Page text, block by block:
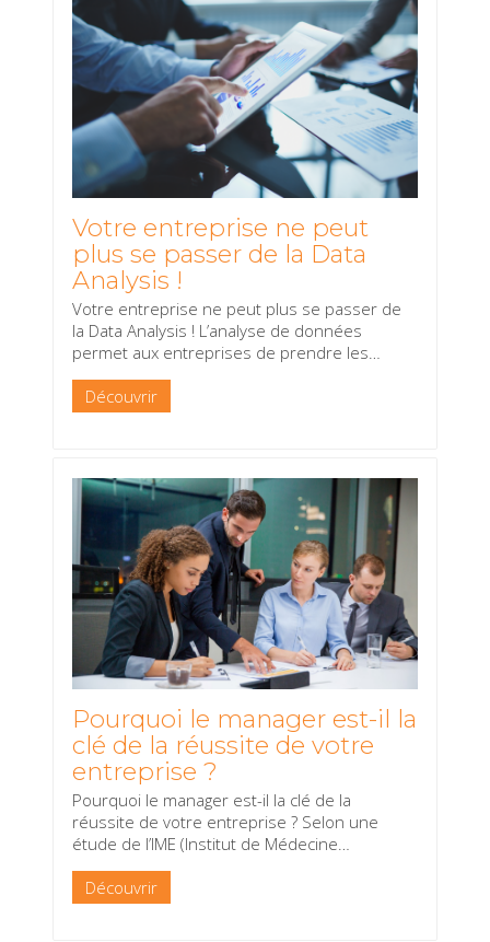
Votre entreprise ne peut
plus se passer de la Data
Analysis !
Votre entreprise ne peut plus se passer de
la Data Analysis ! L’analyse de données
permet aux entreprises de prendre les
Découvrir
Pourquoi le manager est-il la
clé de la réussite de votre
entreprise ?
Pourquoi le manager est-il la clé de la
réussite de votre entreprise ? Selon une
étude de l’IME (Institut de Médecine…
Découvrir